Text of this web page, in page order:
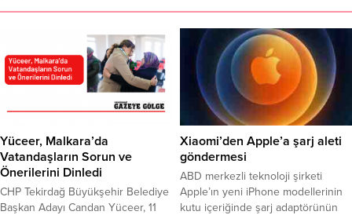
Yüceer, Malkara’da
Vatandaşların Sorun ve
Önerilerini Dinledi
CHP Tekirdağ Büyükşehir Belediye
Başkan Adayı Candan Yüceer, 11
Xiaomi’den Apple’a şarj aleti
göndermesi
ABD merkezli teknoloji şirketi
Apple’ın yeni iPhone modellerinin
kutu içeriğinde şarj adaptörünün